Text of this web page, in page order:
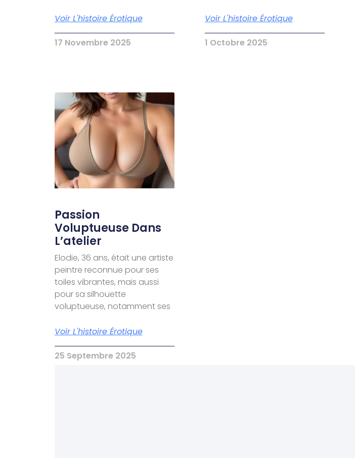
Voir L'histoire Érotique
17 Novembre 2025
Voir L'histoire Érotique
1 Octobre 2025
Passion
Voluptueuse Dans
L’atelier
Elodie, 36 ans, était une artiste
peintre reconnue pour ses
toiles vibrantes, mais aussi
pour sa silhouette
voluptueuse, notamment ses
Voir L'histoire Érotique
25 Septembre 2025